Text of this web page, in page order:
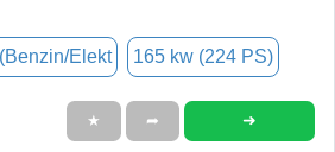
Elekt 165 kw (224 PS)
★ ➦ ➜